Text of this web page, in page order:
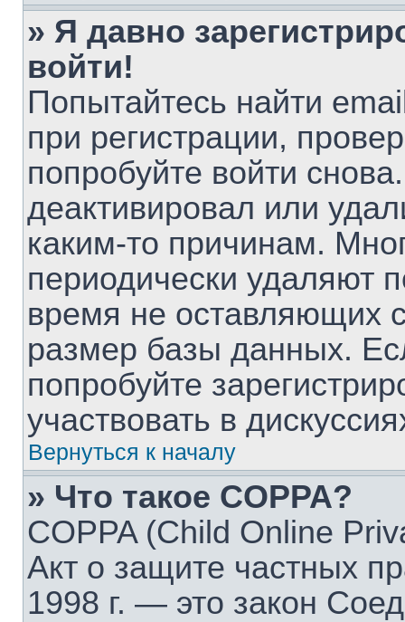
» Я давно
войти!
Попытайтесь найти
при регистрации,
попробуйте войти
деактивировал или
каким-то причинам.
периодически удаляют
время не оставляющих
размер базы данных.
попробуйте
участвовать в
Вернуться к началу
» Что такое COPPA?
COPPA (Child Online
Акт о защите частных
1998 г. — это закон